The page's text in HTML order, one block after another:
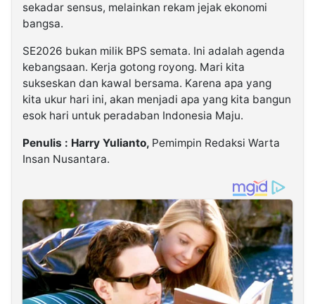
sekadar sensus, melainkan rekam jejak ekonomi
bangsa.
SE2026 bukan milik BPS semata. Ini adalah agenda
kebangsaan. Kerja gotong royong. Mari kita
sukseskan dan kawal bersama. Karena apa yang
kita ukur hari ini, akan menjadi apa yang kita bangun
esok hari untuk peradaban Indonesia Maju.
Penulis : Harry Yulianto, Pemimpin Redaksi Warta
Insan Nusantara.